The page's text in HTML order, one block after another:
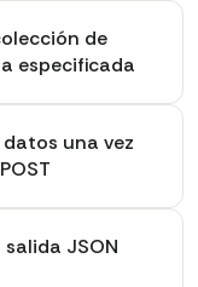
de
especificada
una vez
JSON